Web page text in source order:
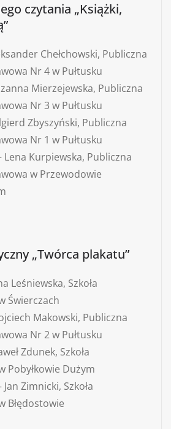
czytania „Książki,
Chełchowski, Publiczna
Nr 4 w Pułtusku
Mierzejewska, Publiczna
Nr 3 w Pułtusku
Zbyszyński, Publiczna
Nr 1 w Pułtusku
Lena Kurpiewska, Publiczna
w Przewodowie
„Twórca plakatu”
Leśniewska, Szkoła
Świerczach
Makowski, Publiczna
Nr 2 w Pułtusku
Zdunek, Szkoła
Pobyłkowie Dużym
Zimnicki, Szkoła
Błędostowie